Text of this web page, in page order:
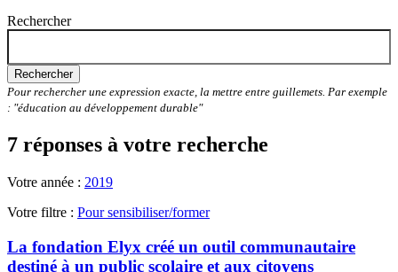
Rechercher
Rechercher
Pour rechercher une expression exacte, la mettre entre guillemets. Par exemple
: "éducation au développement durable"
7 réponses à votre recherche
Votre année : 2019
Votre filtre : Pour sensibiliser/former
La fondation Elyx créé un outil communautaire
destiné à un public scolaire et aux citoyens